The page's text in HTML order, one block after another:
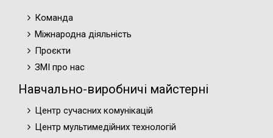
Команда
Міжнародна діяльність
Проєкти
ЗМІ про нас
Навчально-виробничі майстерні
Центр сучасних комунікацій
Центр мультимедійних технологій